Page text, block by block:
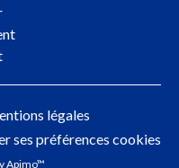
légales
ses préférences cookies
Apimo™